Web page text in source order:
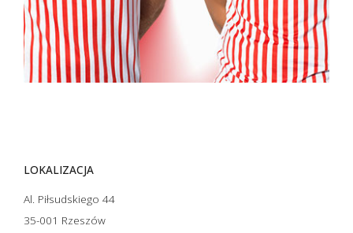
LOKALIZACJA
Al. Piłsudskiego 44
35-001 Rzeszów